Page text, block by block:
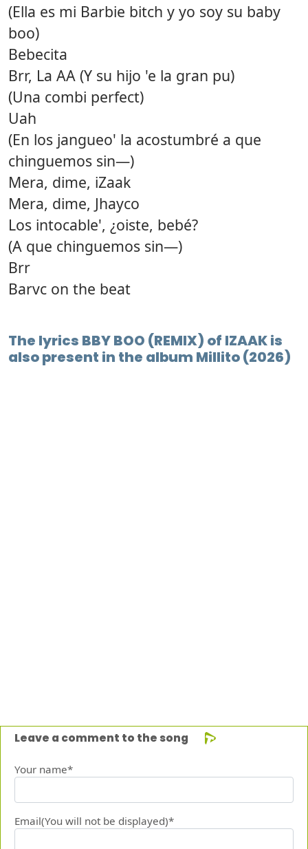
(Ella es mi Barbie bitch y yo soy su baby
boo)
Bebecita
Brr, La AA (Y su hijo 'e la gran pu)
(Una combi perfect)
Uah
(En los jangueo' la acostumbré a que
chinguemos sin—)
Mera, dime, iZaak
Mera, dime, Jhayco
Los intocable', ¿oiste, bebé?
(A que chinguemos sin—)
Brr
Barvc on the beat
The lyrics BBY BOO (REMIX) of IZAAK is
also present in the album Millito (2026)
Leave a comment to the song
Your name*
Email(You will not be displayed)*